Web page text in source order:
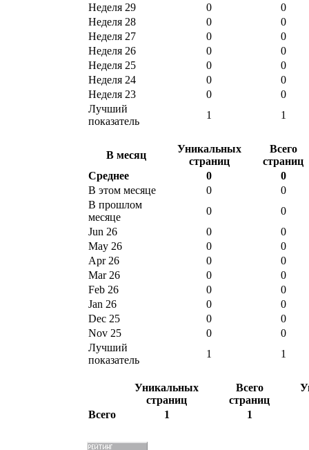
Неделя 29
0
0
Неделя 28
0
0
Неделя 27
0
0
Неделя 26
0
0
Неделя 25
0
0
Неделя 24
0
0
Неделя 23
0
0
Лучший
показатель
1 1
В месяц
Уникальных
страниц
Всего
страниц
Среднее
0
0
В этом месяце
0
0
В прошлом
месяце
0
0
Jun 26
0
0
May 26
0
0
Apr 26
0
0
Mar 26
0
0
Feb 26
0
0
Jan 26
0
0
Dec 25
0
0
Nov 25
0
0
Лучший
показатель
1 1
Уникальных
страниц
Всего
страниц
Всего 1 1